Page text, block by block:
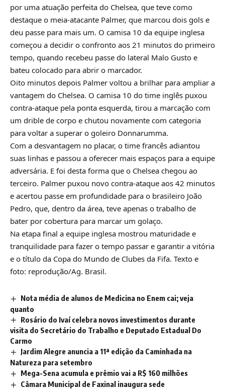
por uma atuação perfeita do Chelsea, que teve como
destaque o meia-atacante Palmer, que marcou dois gols e
deu passe para mais um. O camisa 10 da equipe inglesa
começou a decidir o confronto aos 21 minutos do primeiro
tempo, quando recebeu passe do lateral Malo Gusto e
bateu colocado para abrir o marcador.
Oito minutos depois Palmer voltou a brilhar para ampliar a
vantagem do Chelsea. O camisa 10 do time inglês puxou
contra-ataque pela ponta esquerda, tirou a marcação com
um drible de corpo e chutou novamente com categoria
para voltar a superar o goleiro Donnarumma.
Com a desvantagem no placar, o time francês adiantou
suas linhas e passou a oferecer mais espaços para a equipe
adversária. E foi desta forma que o Chelsea chegou ao
terceiro. Palmer puxou novo contra-ataque aos 42 minutos
e acertou passe em profundidade para o brasileiro João
Pedro, que, dentro da área, teve apenas o trabalho de
bater por cobertura para marcar um golaço.
Na etapa final a equipe inglesa mostrou maturidade e
tranquilidade para fazer o tempo passar e garantir a vitória
e o título da Copa do Mundo de Clubes da Fifa. Texto e
foto: reprodução/Ag. Brasil.
Nota média de alunos de Medicina no Enem cai; veja
quanto
Rosário do Ivaí celebra novos investimentos durante
visita do Secretário do Trabalho e Deputado Estadual Do
Carmo
Jardim Alegre anuncia a 11ª edição da Caminhada na
Natureza para setembro
Mega-Sena acumula e prêmio vai a R$ 160 milhões
Câmara Municipal de Faxinal inaugura sede